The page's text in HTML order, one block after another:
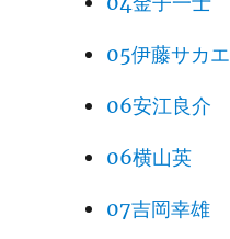
05伊藤サカエ
06安江良介
06横山英
07吉岡幸雄